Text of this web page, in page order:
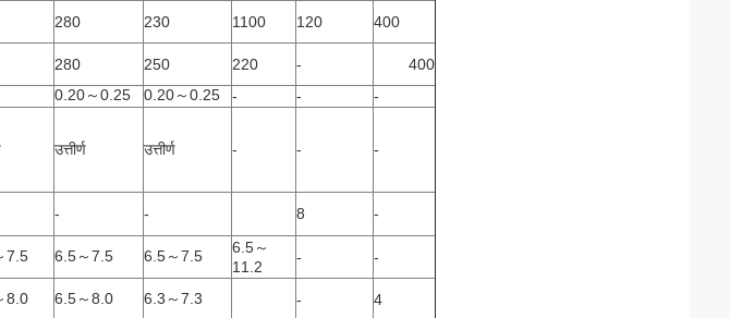
280 230 1100 120 400
280 250 220 -
400
0.20～0.25 0.20～0.25 - - -
उत्तीर्ण उत्तीर्ण - - -
- - 8
-
7.5 6.5～7.5 6.5～7.5
6.5～
11.2
-
-
8.0 6.5～8.0 6.3～7.3 -
4